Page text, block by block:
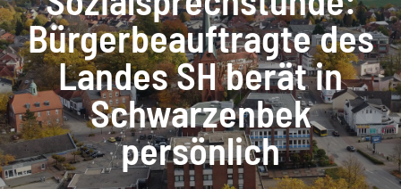
Shop
News
Partner
Bürgerbeauftragte des
Landes SH berät in
Schwarzenbek
persönlich